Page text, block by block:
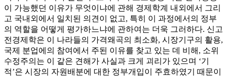
이 가능했던 이유가 무엇이냐에 관해 경제학계 내외에서 그리
고 국내외에서 일치된 의견이 없고, 특히 이 과정에서의 정부
의 역할을 어떻게 평가하느냐에 관하여는 더욱 그러하다. 신고
전경제학은 이 나라들의 가격왜곡의 최소화, 시장기구의 활용,
국제 분업에의 참여에서 주된 이유를 찾고 있는 데 비해, 소위
수정주의는 이 같은 견해가 사실과 크게 괴리가 있으며 ‘기
적’은 시장의 자원배분에 대한 정부개입이 주효하였기 때문이